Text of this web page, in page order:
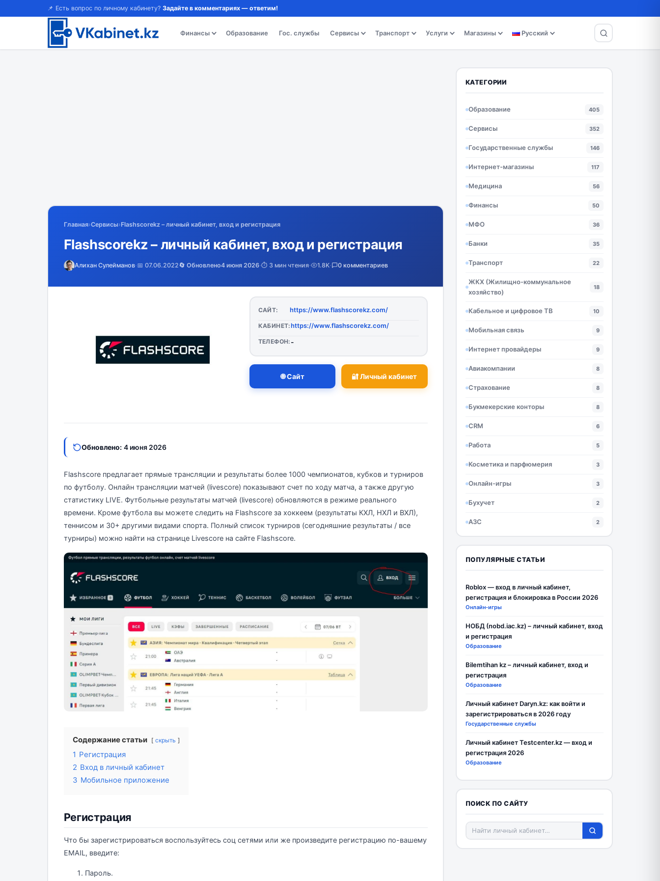
📌 Есть вопрос по личному кабинету? Задайте в комментариях — ответим!
Финансы Образование Гос. службы Сервисы Транспорт Услуги Магазины Русский
Главная›Сервисы›Flashscorekz – личный кабинет, вход и регистрация
Flashscorekz – личный кабинет, вход и регистрация
Алихан Сулейманов·📅 07.06.2022🔄 Обновлено4 июня 2026·⏱️ 3 мин чтения· 1.8K· 0 комментариев
САЙТ: https://www.flashscorekz.com/
КАБИНЕТ:https://www.flashscorekz.com/
ТЕЛЕФОН: -
🌐 Сайт 🔐 Личный кабинет
Обновлено: 4 июня 2026
Flashscore предлагает прямые трансляции и результаты более 1000 чемпионатов, кубков и турниров
по футболу. Онлайн трансляции матчей (livescore) показывают счет по ходу матча, а также другую
статистику LIVE. Футбольные результаты матчей (livescore) обновляются в режиме реального
времени. Кроме футбола вы можете следить на Flashscore за хоккеем (результаты КХЛ, НХЛ и ВХЛ),
теннисом и 30+ другими видами спорта. Полный список турниров (сегодняшние результаты / все
турниры) можно найти на странице Livescore на сайте Flashscore.
Содержание статьи скрыть
1 Регистрация
2 Вход в личный кабинет
3 Мобильное приложение
Регистрация
Что бы зарегистрироваться воспользуйтесь соц сетями или же произведите регистрацию по-вашему
EMAIL, введите:
Пароль.
КАТЕГОРИИ
Образование 405
Сервисы 352
Государственные службы 146
Интернет-магазины 117
Медицина 56
Финансы 50
МФО 36
Банки 35
Транспорт 22
ЖКХ (Жилищно-коммунальное
хозяйство)
18
Кабельное и цифровое ТВ 10
Мобильная связь 9
Интернет провайдеры 9
Авиакомпании 8
Страхование 8
Букмекерские конторы 8
CRM 6
Работа 5
Косметика и парфюмерия 3
Онлайн-игры 3
Бухучет 2
АЗС 2
ПОПУЛЯРНЫЕ СТАТЬИ
Roblox — вход в личный кабинет,
регистрация и блокировка в России 2026
Онлайн-игры
НОБД (nobd.iac.kz) – личный кабинет, вход
и регистрация
Образование
Bilemtihan kz – личный кабинет, вход и
регистрация
Образование
Личный кабинет Daryn.kz: как войти и
зарегистрироваться в 2026 году
Государственные службы
Личный кабинет Testcenter.kz — вход и
регистрация 2026
Образование
ПОИСК ПО САЙТУ